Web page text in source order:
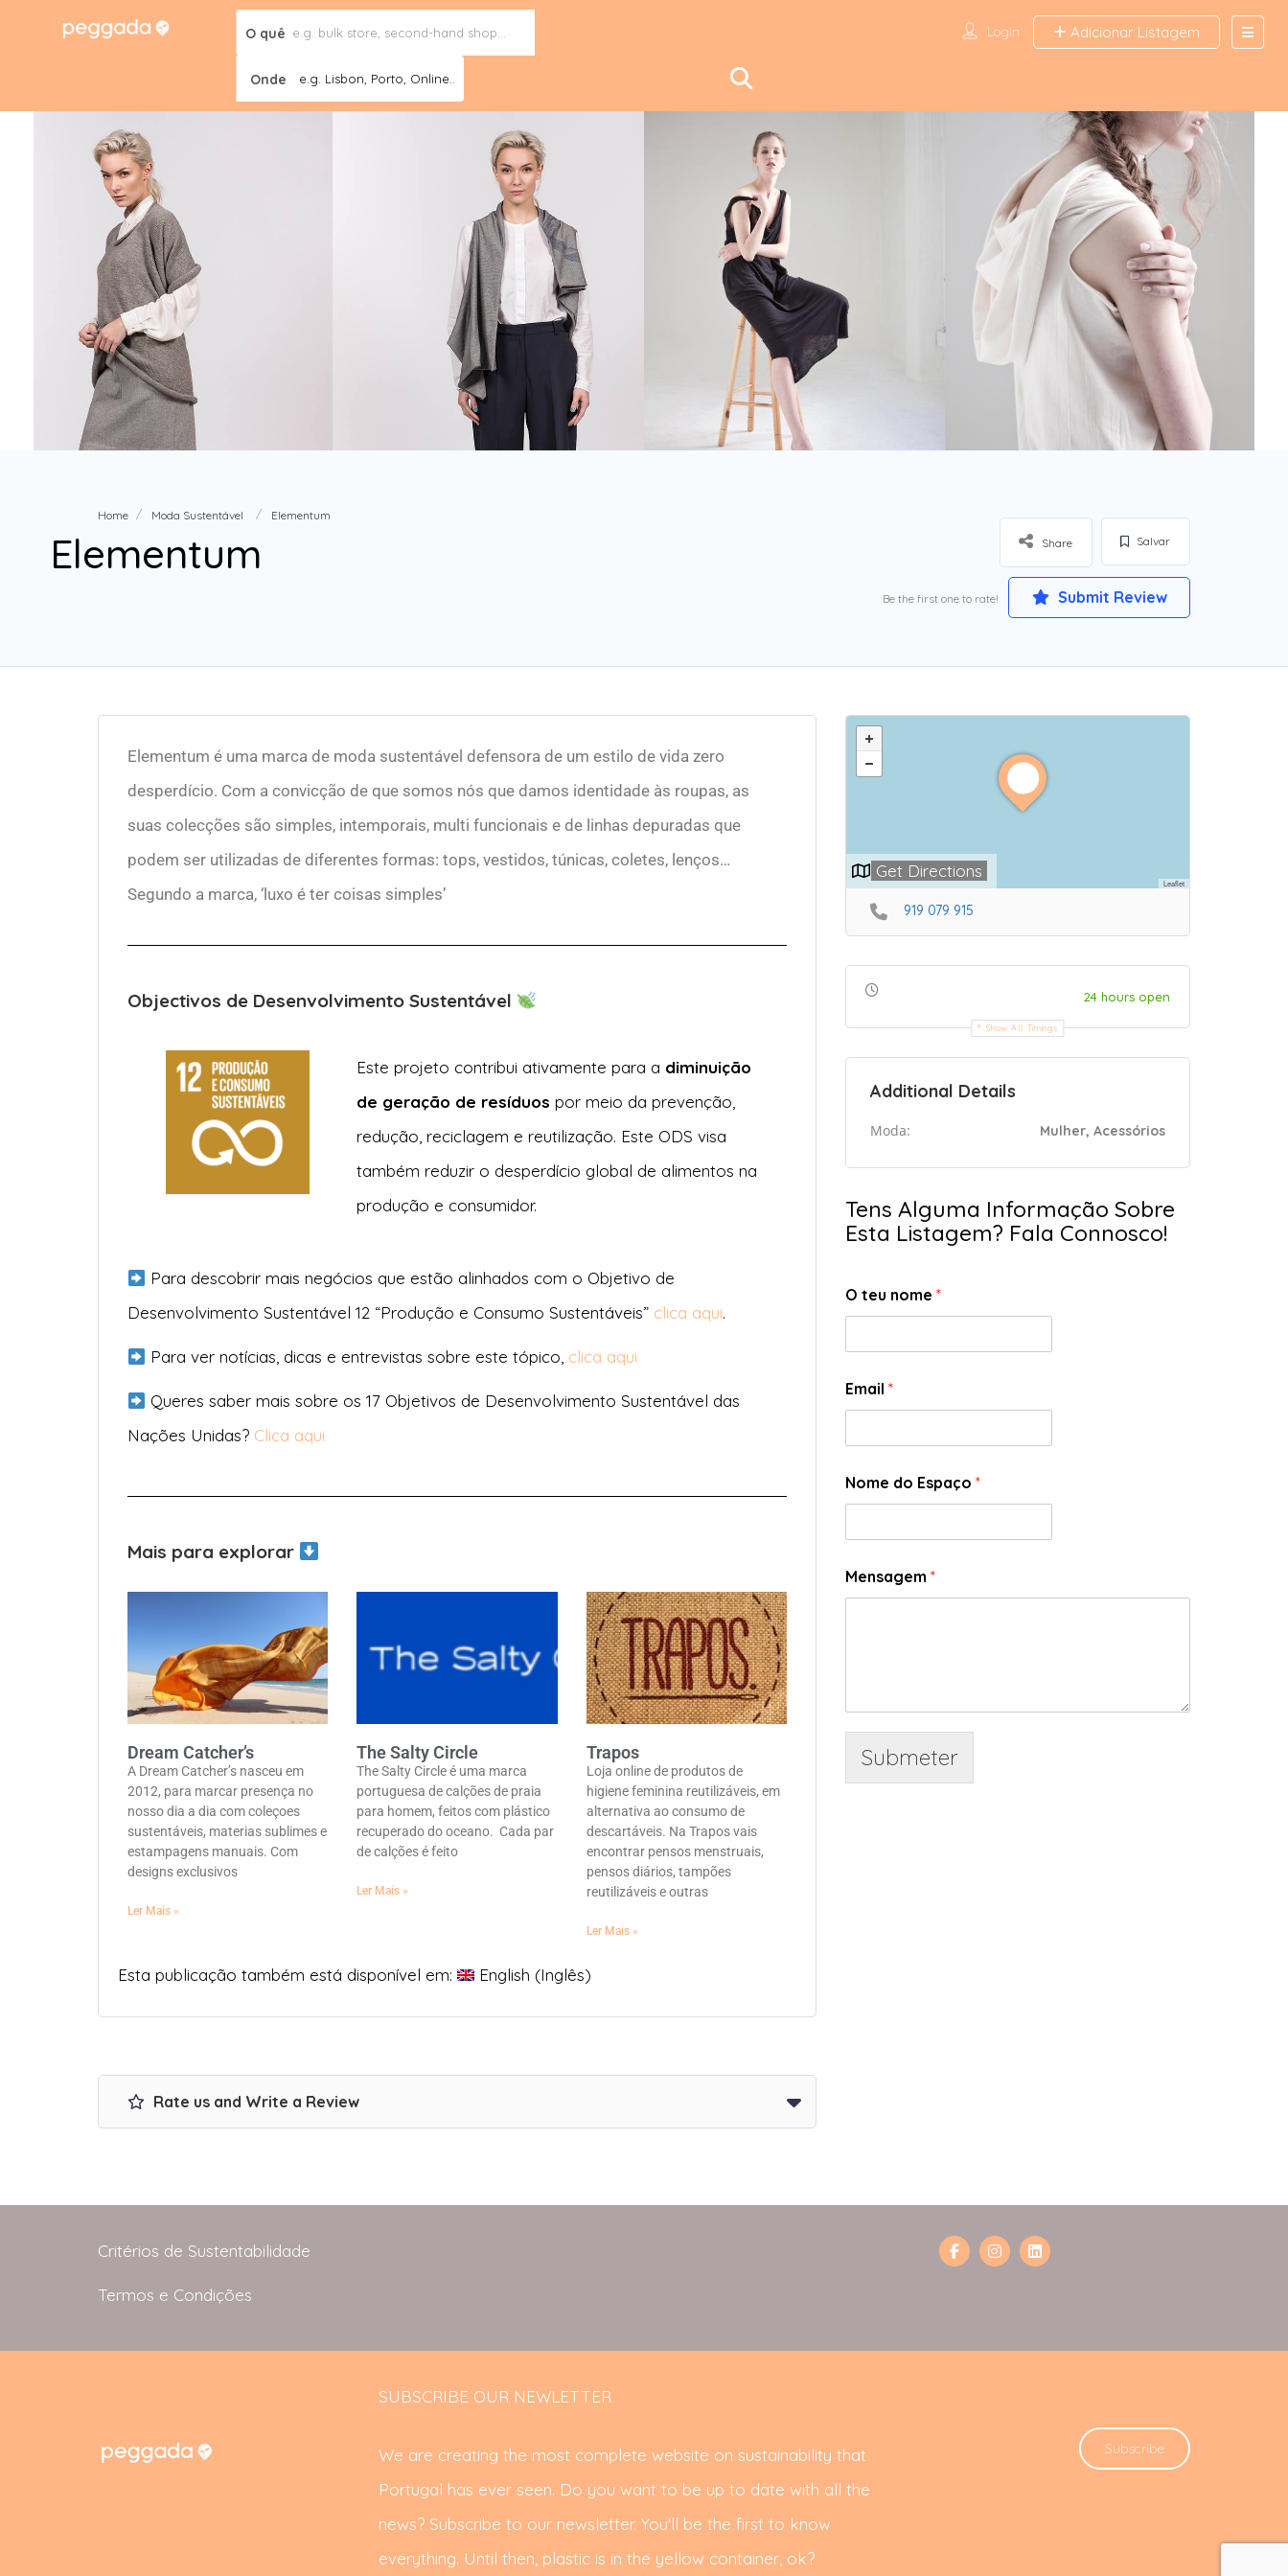
O quê
Onde e.g. Lisbon, Porto, Online..
Login Adicionar Listagem
Home Moda Sustentável Elementum
Elementum Salvar
Share
Be the first one to rate! Submit Review
Elementum é uma marca de moda sustentável defensora de um estilo de vida zero
desperdício. Com a convicção de que somos nós que damos identidade às roupas, as
suas colecções são simples, intemporais, multi funcionais e de linhas depuradas que
podem ser utilizadas de diferentes formas: tops, vestidos, túnicas, coletes, lenços…
Segundo a marca, ‘luxo é ter coisas simples’
Objectivos de Desenvolvimento Sustentável
Este projeto contribui ativamente para a diminuição
de geração de resíduos por meio da prevenção,
redução, reciclagem e reutilização. Este ODS visa
também reduzir o desperdício global de alimentos na
produção e consumidor.
Para descobrir mais negócios que estão alinhados com o Objetivo de
Desenvolvimento Sustentável 12 “Produção e Consumo Sustentáveis” clica aqui.
Para ver notícias, dicas e entrevistas sobre este tópico, clica aqui
Queres saber mais sobre os 17 Objetivos de Desenvolvimento Sustentável das
Nações Unidas? Clica aqui
Mais para explorar
Dream Catcher’s
A Dream Catcher’s nasceu em
2012, para marcar presença no
nosso dia a dia com coleçoes
sustentáveis, materias sublimes e
estampagens manuais. Com
designs exclusivos
Ler Mais »
The Salty Circle
The Salty Circle é uma marca
portuguesa de calções de praia
para homem, feitos com plástico
recuperado do oceano. Cada par
de calções é feito
Ler Mais »
Trapos
Loja online de produtos de
higiene feminina reutilizáveis, em
alternativa ao consumo de
descartáveis. Na Trapos vais
encontrar pensos menstruais,
pensos diários, tampões
reutilizáveis e outras
Ler Mais »
Esta publicação também está disponível em: English (Inglês)
Rate us and Write a Review
Leaflet
Get Directions
919 079 915
24 hours open
Show All Timings
Additional Details
Moda: Mulher, Acessórios
Tens Alguma Informação Sobre
Esta Listagem? Fala Connosco!
O teu nome *
Email *
Nome do Espaço *
Mensagem *
Submeter
Critérios de Sustentabilidade
Termos e Condições
SUBSCRIBE OUR NEWLETTER
We are creating the most complete website on sustainability that
Portugal has ever seen. Do you want to be up to date with all the
news? Subscribe to our newsletter. You'll be the first to know
everything. Until then, plastic is in the yellow container, ok?
Subscribe